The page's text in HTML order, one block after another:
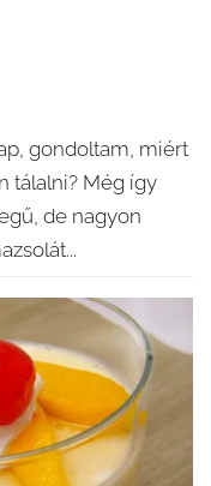
gondoltam, miért
tálalni? Még így
de nagyon